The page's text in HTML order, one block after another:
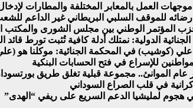
العمل بالمعابر المختلفة والمطارات
للموقف السلبي البريطاني غير الداعم
المؤتمر الوطني بين مجلس الشورى والمكتب
الدولية: نمتلك أدلة كافية تُثبت تورط
علي (كوشيب) في المحكمة الجنائية: موكلنا
للإسراع في فتح الحسابات البنكية
عام الموانئ.. مجموعة قبلية تغلق طريق
في قلب الصراع السوداني